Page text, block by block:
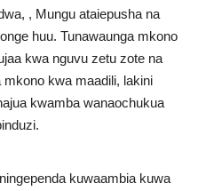
, Mungu ataiepusha na
huu. Tunawaunga mkono
kwa nguvu zetu zote na
kwa maadili, lakini
kwamba wanaochukua
kuwaambia kuwa